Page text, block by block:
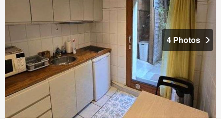
4 Photos